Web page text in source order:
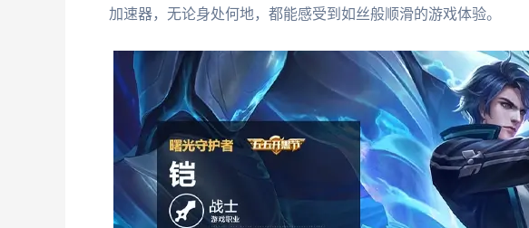
加速器，无论身处何地，都能感受到如丝般顺滑的游戏体验。